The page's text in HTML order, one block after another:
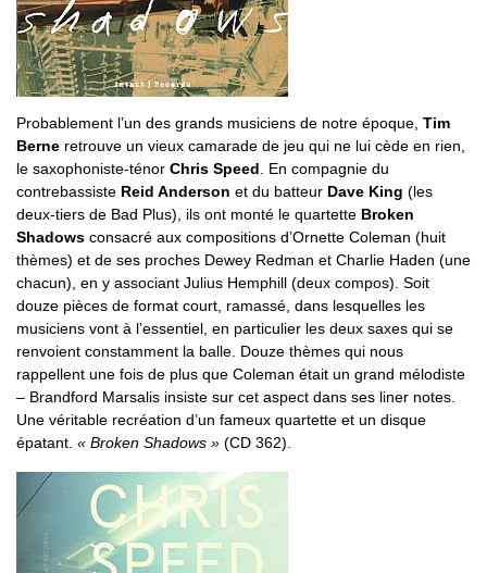
Probablement l’un des grands musiciens de notre époque, Tim
Berne retrouve un vieux camarade de jeu qui ne lui cède en rien,
le saxophoniste-ténor Chris Speed. En compagnie du
contrebassiste Reid Anderson et du batteur Dave King (les
deux-tiers de Bad Plus), ils ont monté le quartette Broken
Shadows consacré aux compositions d’Ornette Coleman (huit
thèmes) et de ses proches Dewey Redman et Charlie Haden (une
chacun), en y associant Julius Hemphill (deux compos). Soit
douze pièces de format court, ramassé, dans lesquelles les
musiciens vont à l’essentiel, en particulier les deux saxes qui se
renvoient constamment la balle. Douze thèmes qui nous
rappellent une fois de plus que Coleman était un grand mélodiste
– Brandford Marsalis insiste sur cet aspect dans ses liner notes.
Une véritable recréation d’un fameux quartette et un disque
épatant. « Broken Shadows » (CD 362).